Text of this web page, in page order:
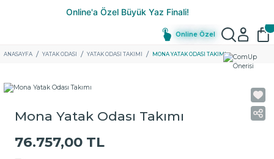
Online Özel
ANASAYFA YATAK ODASI YATAK ODASI TAKIMI MONA YATAK ODASI TAKIMI
Mona Yatak Odası Takımı
76.757,00 TL